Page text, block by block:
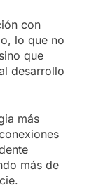
con
lo que no
que
desarrollo
más
más de